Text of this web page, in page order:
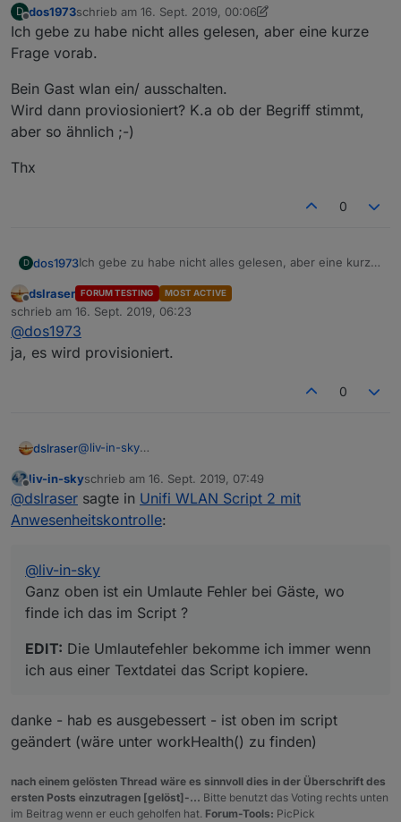
D
Offline
dos1973schrieb am 16. Sept. 2019, 00:06
zuletzt editiert von dos1973
Ich gebe zu habe nicht alles gelesen, aber eine kurze
Frage vorab.
Bein Gast wlan ein/ ausschalten.
Wird dann proviosioniert? K.a ob der Begriff stimmt,
aber so ähnlich ;-)
Thx
0
D dos1973Ich gebe zu habe nicht alles gelesen, aber eine kurze
Bein Gast wlan ein/ ausschalten.
Wird dann proviosioniert? K.a ob der Begriff stimmt,
aber so ähnlich ;-)
Thx
Offline
dslraser FORUM TESTING MOST ACTIVE
schrieb am 16. Sept. 2019, 06:23
zuletzt editiert von
@dos1973
ja, es wird provisioniert.
0
dslraser@liv-in-sky
ich das im Script ?
EDIT:Die Umlautefehler bekomme ich immer wenn ich
aus einer Textdatei das Script kopiere.
Offline
liv-in-skyschrieb am 16. Sept. 2019, 07:49
zuletzt editiert von
@dslraser sagte in Unifi WLAN Script 2 mit
Anwesenheitskontrolle:
@liv-in-sky
Ganz oben ist ein Umlaute Fehler bei Gäste, wo
finde ich das im Script ?
EDIT: Die Umlautefehler bekomme ich immer wenn
ich aus einer Textdatei das Script kopiere.
danke - hab es ausgebessert - ist oben im script
geändert (wäre unter workHealth() zu finden)
nach einem gelösten Thread wäre es sinnvoll dies in der Überschrift des
ersten Posts einzutragen [gelöst]-... Bitte benutzt das Voting rechts unten
im Beitrag wenn er euch geholfen hat. Forum-Tools: PicPick